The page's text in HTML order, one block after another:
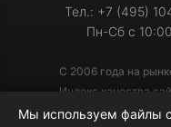
Тел.: +7 (495)
Пн-Сб с
С 2006 года на
Индекс качества
Мы используем файлы